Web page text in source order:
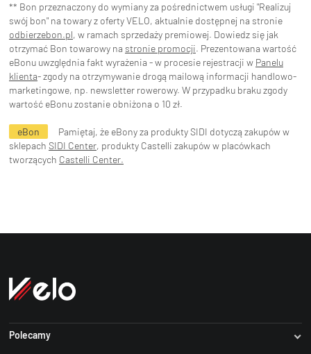
** Bon przeznaczony do wymiany za pośrednictwem usługi "Realizuj
swój bon" na towary z oferty VELO, aktualnie dostępnej na stronie
odbierzebon.pl, w ramach sprzedaży premiowej. Dowiedz się jak
otrzymać Bon towarowy na stronie promocji. Prezentowana wartość
eBonu uwzględnia fakt wyrażenia - w procesie rejestracji w Panelu
klienta- zgody na otrzymywanie drogą mailową informacji handlowo-
marketingowe, np. newsletter rowerowy. W przypadku braku zgody
wartość eBonu zostanie obniżona o 10 zł.
eBon
Pamiętaj, że eBony za produkty SIDI dotyczą zakupów w
sklepach SIDI Center, produkty Castelli zakupów w placówkach
tworzących Castelli Center.
Polecamy